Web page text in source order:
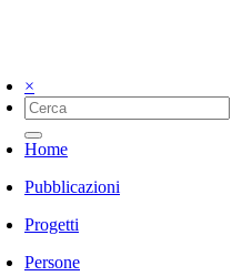
×
Home
Pubblicazioni
Progetti
Persone